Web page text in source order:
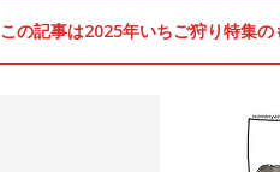
この記事は2025年いちご狩り特集